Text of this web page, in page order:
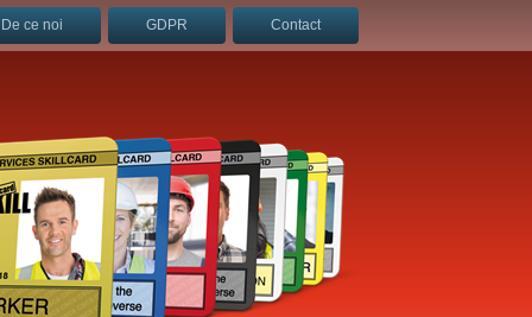
De ce noi GDPR Contact